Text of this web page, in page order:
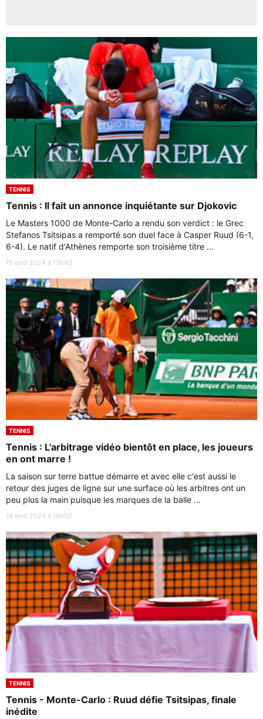
TENNIS
Tennis : Il fait un annonce inquiétante sur Djokovic
Le Masters 1000 de Monte-Carlo a rendu son verdict : le Grec
Stefanos Tsitsipas a remporté son duel face à Casper Ruud (6-1,
6-4). Le natif d'Athènes remporte son troisième titre ...
15 avril 2024 à 13h43
TENNIS
Tennis : L'arbitrage vidéo bientôt en place, les joueurs
en ont marre !
La saison sur terre battue démarre et avec elle c'est aussi le
retour des juges de ligne sur une surface où les arbitres ont un
peu plus la main puisque les marques de la balle ...
14 avril 2024 à 18h50
TENNIS
Tennis - Monte-Carlo : Ruud défie Tsitsipas, finale
inédite